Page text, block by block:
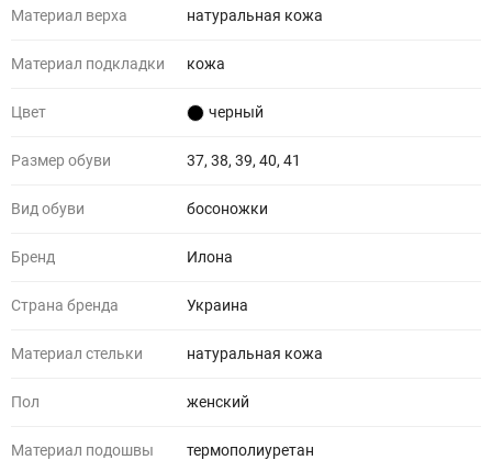
Материал верха натуральная кожа
Материал подкладки кожа
Цвет черный
Размер обуви 37, 38, 39, 40, 41
Вид обуви босоножки
Бренд Илона
Страна бренда Украина
Материал стельки натуральная кожа
Пол женский
Материал подошвы термополиуретан